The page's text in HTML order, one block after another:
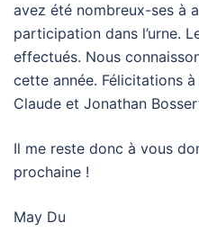
avez été nombreux-ses à
participation dans l’urne.
effectués. Nous
cette année. Félicitations
Claude et Jonathan
Il me reste donc à vous
prochaine !
May Du